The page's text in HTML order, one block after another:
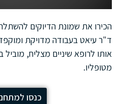
הכירו את שמונת הדיוקים
ד"ר עיאט בעבודה מדויקת
אותו לרופא שיניים מצליח,
מטופליו.
כנסו